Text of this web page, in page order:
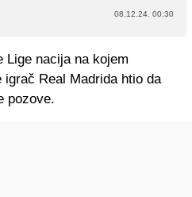
08.12.24. 00:30
Lige nacija na kojem
igrač Real Madrida htio da
pozove.